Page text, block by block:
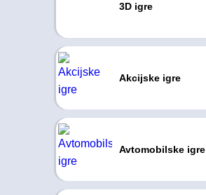
3D igre
Akcijske igre
Avtomobilske igre